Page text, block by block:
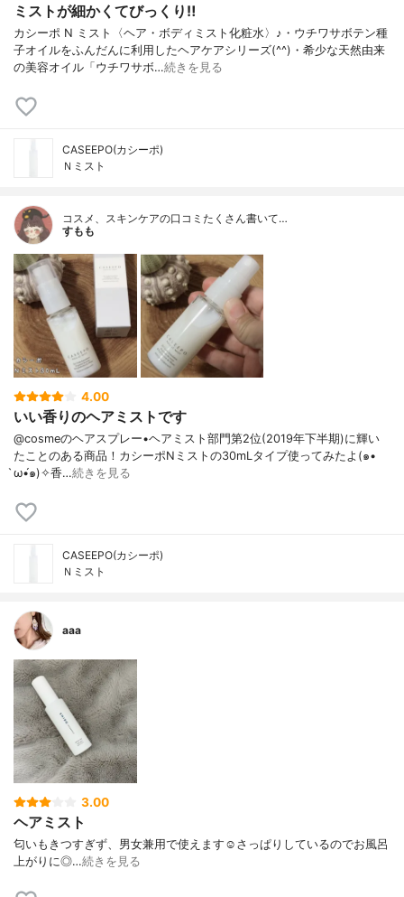
ミストが細かくてびっくり‼️
カシーポ N ミスト〈ヘア・ボディミスト化粧水〉♪・ウチワサボテン種
子オイルをふんだんに利用したヘアケアシリーズ(^^)・希少な天然由来
の美容オイル「ウチワサボ…続きを見る
CASEEPO(カシーポ)
Ｎミスト
コスメ、スキンケアの口コミたくさん書いて…
すもも
4.00
いい香りのヘアミストです
@cosmeのヘアスプレー•ヘアミスト部門第2位(2019年下半期)に輝い
たことのある商品！カシーポNミストの30mLタイプ使ってみたよ(๑•
̀ω•́๑)✧香…続きを見る
CASEEPO(カシーポ)
Ｎミスト
aaa
3.00
ヘアミスト
匂いもきつすぎず、男女兼用で使えます☺️さっぱりしているのでお風呂
上がりに◎…続きを見る